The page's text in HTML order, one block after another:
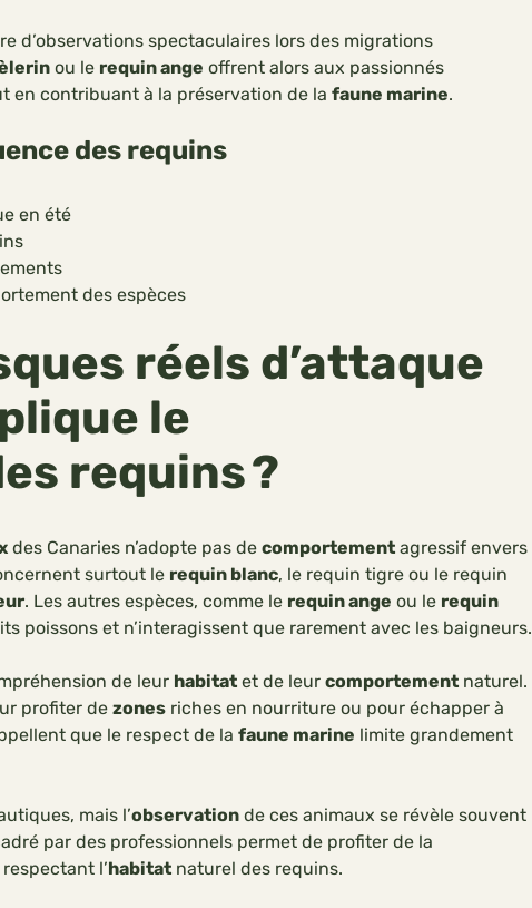
d’observations spectaculaires lors des migrations
ou le requin ange offrent alors aux passionnés
en contribuant à la préservation de la faune marine.
des requins
en été
des espèces
réels d’attaque
le
requins ?
des Canaries n’adopte pas de comportement agressif envers
surtout le requin blanc, le requin tigre ou le requin
. Les autres espèces, comme le requin ange ou le requin
poissons et n’interagissent que rarement avec les baigneurs.
de leur habitat et de leur comportement naturel.
profiter de zones riches en nourriture ou pour échapper à
que le respect de la faune marine limite grandement
mais l’observation de ces animaux se révèle souvent
par des professionnels permet de profiter de la
l’habitat naturel des requins.